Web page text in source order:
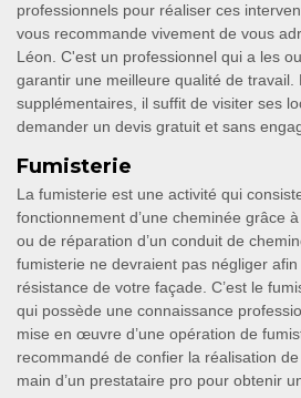
professionnels pour réaliser ces
vous recommande vivement de vous
Léon. C'est un professionnel qui a les
garantir une meilleure qualité de travail.
supplémentaires, il suffit de visiter ses
demander un devis gratuit et sans
Fumisterie
La fumisterie est une activité qui
fonctionnement d’une cheminée grâce
ou de réparation d’un conduit de
fumisterie ne devraient pas négliger
résistance de votre façade. C’est le
qui possède une connaissance
mise en œuvre d’une opération de
recommandé de confier la réalisation
main d’un prestataire pro pour obtenir